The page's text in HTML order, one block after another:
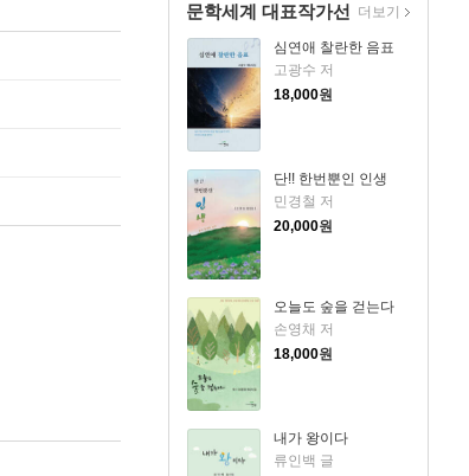
문학세계 대표작가선
심연애 찰란한 음표
고광수 저
18,000원
단!! 한번뿐인 인생
민경철 저
20,000원
오늘도 숲을 걷는다
손영채 저
18,000원
내가 왕이다
류인백 글
더보기